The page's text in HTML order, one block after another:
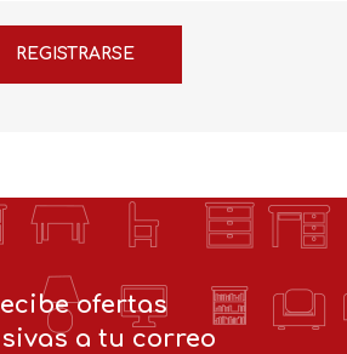
ofertas
a tu correo